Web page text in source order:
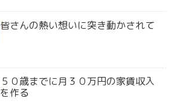
皆さんの熱い想いに突き動かされて
５０歳までに月３０万円の家賃収入
を作る